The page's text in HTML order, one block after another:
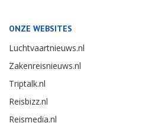
ONZE WEBSITES
Luchtvaartnieuws.nl
Zakenreisnieuws.nl
Triptalk.nl
Reisbizz.nl
Reismedia.nl